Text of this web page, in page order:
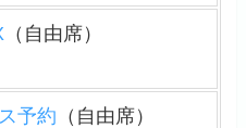
（自由席）
予約 （自由席）